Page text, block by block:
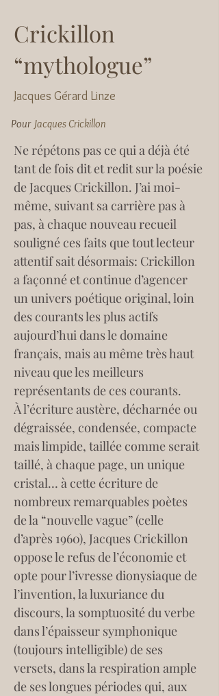
Crickillon
“mythologue”
Jacques Gérard Linze
Pour Jacques Crickillon
Ne répétons pas ce qui a déjà été
tant de fois dit et redit sur la poésie
de Jacques Crickillon. J’ai moi-
même, suivant sa carrière pas à
pas, à chaque nouveau recueil
souligné ces faits que tout lecteur
attentif sait désormais: Crickillon
a façonné et continue d’agencer
un univers poétique original, loin
des courants les plus actifs
aujourd’hui dans le domaine
français, mais au même très haut
niveau que les meilleurs
représentants de ces courants.
À l’écriture austère, décharnée ou
dégraissée, condensée, compacte
mais limpide, taillée comme serait
taillé, à chaque page, un unique
cristal… à cette écriture de
nombreux remarquables poètes
de la “nouvelle vague” (celle
d’après 1960), Jacques Crickillon
oppose le refus de l’économie et
opte pour l’ivresse dionysiaque de
l’invention, la luxuriance du
discours, la somptuosité du verbe
dans l’épaisseur symphonique
(toujours intelligible) de ses
versets, dans la respiration ample
de ses longues périodes qui, aux